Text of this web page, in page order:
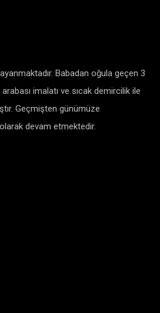
Babadan oğula geçen 3
imalatı ve sıcak demircilik ile
Geçmişten günümüze
devam etmektedir.